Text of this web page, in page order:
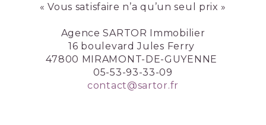
« Vous satisfaire n’a qu’un seul prix »
Agence SARTOR Immobilier
16 boulevard Jules Ferry
47800 MIRAMONT-DE-GUYENNE
05-53-93-33-09
contact@sartor.fr